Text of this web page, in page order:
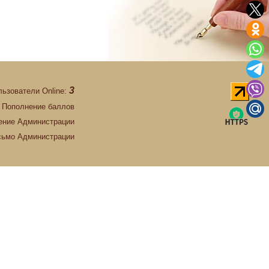
Online: 3
Пополнение баллов
Администрации
Администрации